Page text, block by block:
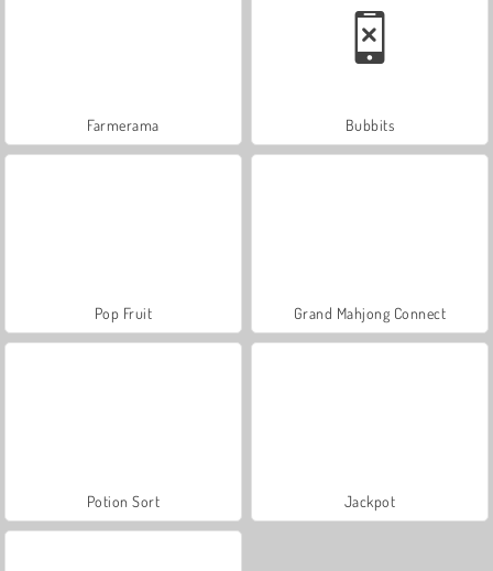
Farmerama Bubbits
Pop Fruit Grand Mahjong Connect
Potion Sort Jackpot